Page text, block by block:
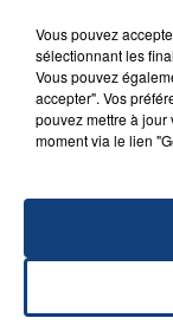
23 juillet 2026
INCENDIE
SON BÉBÉ
Un homme
aspergé sa
Vous pouvez
sélectionnant les
Vous pouvez
accepter". Vos
pouvez mettre à jour
moment via le lien